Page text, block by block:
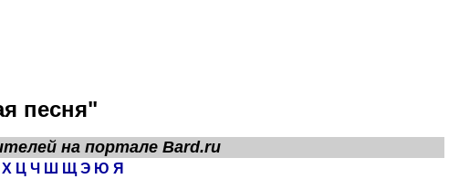
песня"
на портале Bard.ru
Х Ц Ч Ш Щ Э Ю Я